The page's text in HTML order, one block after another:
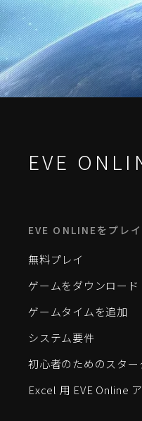
EVE
EVE ONLINEをプレイ
無料プレイ
ゲームをダウンロード
ゲームタイムを追加
システム要件
初心者のためのスター
Excel 用 EVE Online